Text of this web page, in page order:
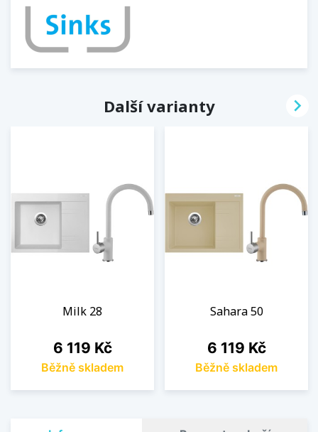
Další varianty
Milk 28
Cena
6 119 Kč
Běžně skladem
Sahara 50
Cena
6 119 Kč
Běžně skladem
